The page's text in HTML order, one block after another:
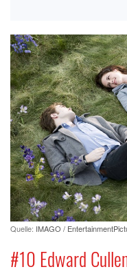
Quelle: IMAGO /
#10 Edward